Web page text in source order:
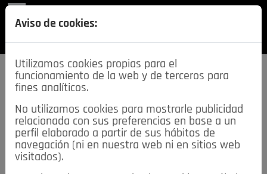
SECCIONES
descarga esta
REVISTA
Aviso de cookies:
Utilizamos cookies propias para el
funcionamiento de la web y de terceros para
fines analíticos.
No utilizamos cookies para mostrarle publicidad
relacionada con sus preferencias en base a un
perfil elaborado a partir de sus hábitos de
navegación (ni en nuestra web ni en sitios web
visitados).